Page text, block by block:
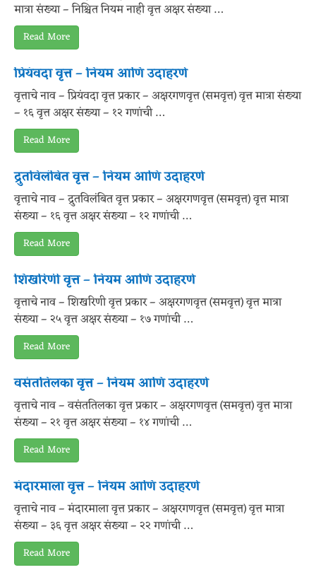
मात्रा संख्या – निश्चित नियम नाही वृत्त अक्षर संख्या …
Read More
प्रियंवदा वृत्त – नियम आणि उदाहरणे
वृत्ताचे नाव – प्रियंवदा वृत्त प्रकार – अक्षरगणवृत्त (समवृत्त) वृत्त मात्रा संख्या
– १६ वृत्त अक्षर संख्या – १२ गणांची …
Read More
द्रुतविलंबि‍त वृत्त – नियम आणि उदाहरणे
वृत्ताचे नाव – द्रुतविलंबि‍त वृत्त प्रकार – अक्षरगणवृत्त (समवृत्त) वृत्त मात्रा
संख्या – १६ वृत्त अक्षर संख्या – १२ गणांची …
Read More
शिखरिणी वृत्त – नियम आणि उदाहरणे
वृत्ताचे नाव – शिखरिणी वृत्त प्रकार – अक्षरगणवृत्त (समवृत्त) वृत्त मात्रा
संख्या – २५ वृत्त अक्षर संख्या – १७ गणांची …
Read More
वसंततिलका वृत्त – नियम आणि उदाहरणे
वृत्ताचे नाव – वसंततिलका वृत्त प्रकार – अक्षरगणवृत्त (समवृत्त) वृत्त मात्रा
संख्या – २१ वृत्त अक्षर संख्या – १४ गणांची …
Read More
मंदारमाला वृत्त – नियम आणि उदाहरणे
वृत्ताचे नाव – मंदारमाला वृत्त प्रकार – अक्षरगणवृत्त (समवृत्त) वृत्त मात्रा
संख्या – ३६ वृत्त अक्षर संख्या – २२ गणांची …
Read More